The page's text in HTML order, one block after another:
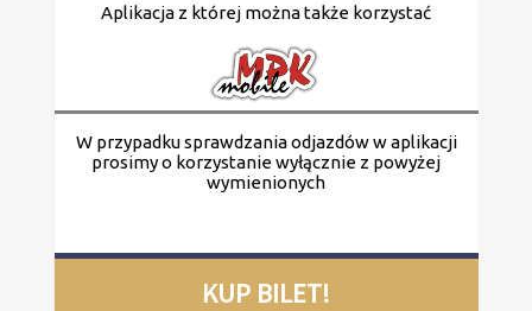
Aplikacja z której można także korzystać
W przypadku sprawdzania odjazdów w aplikacji
prosimy o korzystanie wyłącznie z powyżej
wymienionych
KUP BILET!